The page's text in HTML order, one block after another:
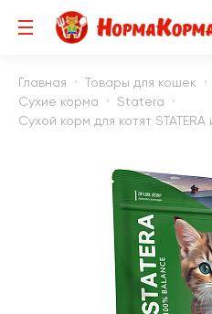
Главная Товары для кошек
Сухие корма
Statera
Сухой корм для котят STATERA